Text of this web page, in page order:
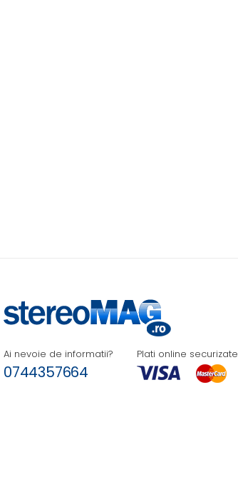
Ai nevoie de informatii?
0744357664
Plati online securizate